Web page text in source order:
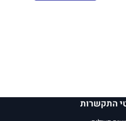
התקשרות